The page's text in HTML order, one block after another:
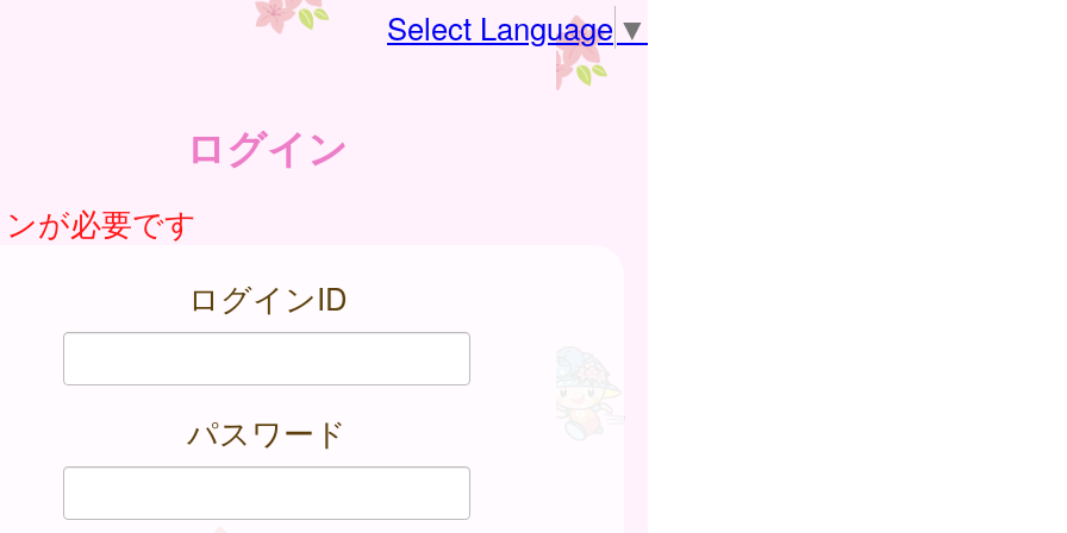
Select Language ▼
ログイン
が必要です
ログインID
パスワード